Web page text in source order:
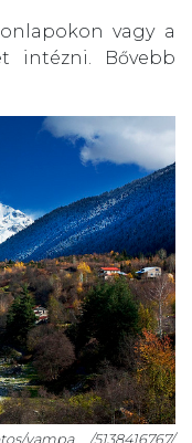
vagy a
intézni. Bővebb
vampa__/5138416767/